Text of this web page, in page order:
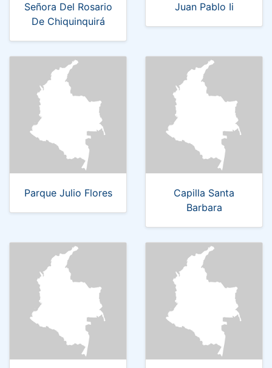
Señora Del Rosario
De Chiquinquirá
Juan Pablo Ii
Parque Julio Flores
Capilla Santa
Barbara